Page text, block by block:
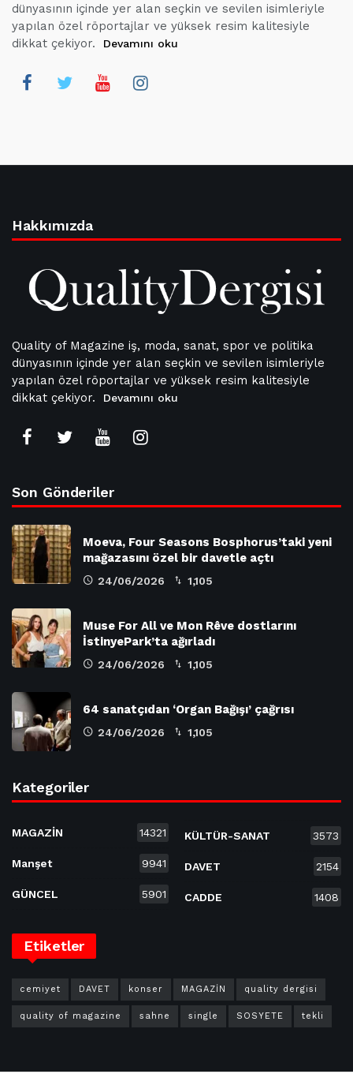
dünyasının içinde yer alan seçkin ve sevilen isimleriyle
yapılan özel röportajlar ve yüksek resim kalitesiyle
dikkat çekiyor.
Devamını oku
Hakkımızda
Quality of Magazine iş, moda, sanat, spor ve politika
dünyasının içinde yer alan seçkin ve sevilen isimleriyle
yapılan özel röportajlar ve yüksek resim kalitesiyle
dikkat çekiyor.
Devamını oku
Son Gönderiler
Moeva, Four Seasons Bosphorus’taki yeni
mağazasını özel bir davetle açtı
24/06/2026 1,105
Muse For All ve Mon Rêve dostlarını
İstinyePark’ta ağırladı
24/06/2026 1,105
64 sanatçıdan ‘Organ Bağışı’ çağrısı
24/06/2026 1,105
Kategoriler
MAGAZİN 14321
Manşet 9941
GÜNCEL 5901
KÜLTÜR-SANAT 3573
DAVET 2154
CADDE 1408
Etiketler
cemiyet DAVET konser MAGAZİN quality dergisi
quality of magazine sahne single SOSYETE tekli